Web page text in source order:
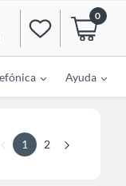
0
Ayuda
1 2